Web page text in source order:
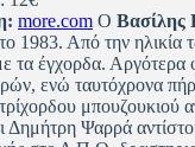
more.com Ο Βασίλης
1983. Από την ηλικία
τα έγχορδα.
ενώ ταυτόχρονα
μπουζουκιού
Δημήτρη Ψαρρά